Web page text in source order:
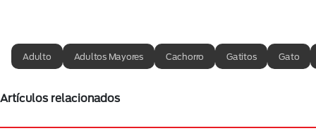
Adulto Adultos Mayores Cachorro Gatitos Gato
Artículos relacionados